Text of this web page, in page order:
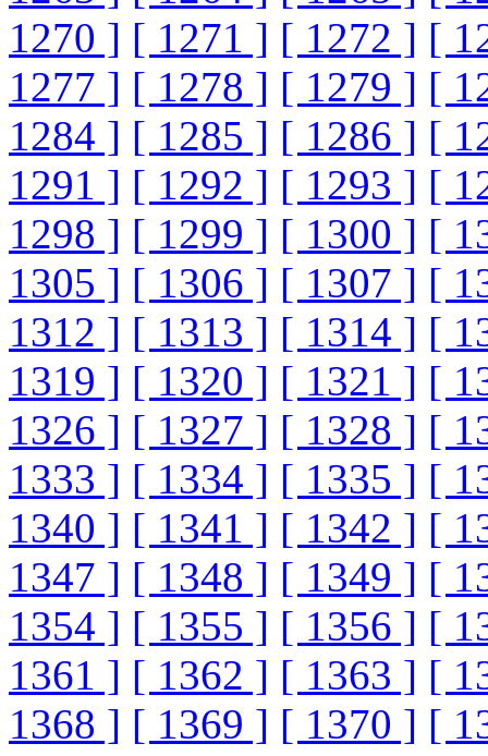
1270 ] [ 1271 ] [ 1272 ] [
1277 ] [ 1278 ] [ 1279 ] [
1284 ] [ 1285 ] [ 1286 ] [
1291 ] [ 1292 ] [ 1293 ] [
1298 ] [ 1299 ] [ 1300 ] [
1305 ] [ 1306 ] [ 1307 ] [
1312 ] [ 1313 ] [ 1314 ] [
1319 ] [ 1320 ] [ 1321 ] [
1326 ] [ 1327 ] [ 1328 ] [
1333 ] [ 1334 ] [ 1335 ] [
1340 ] [ 1341 ] [ 1342 ] [
1347 ] [ 1348 ] [ 1349 ] [
1354 ] [ 1355 ] [ 1356 ] [
1361 ] [ 1362 ] [ 1363 ] [
1368 ] [ 1369 ] [ 1370 ] [